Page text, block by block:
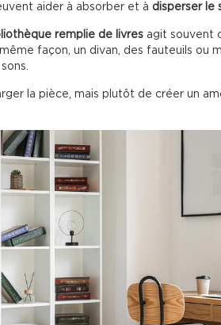
aider à absorber et à disperser le
remplie de livres agit souvent
façon, un divan, des fauteuils ou
la pièce, mais plutôt de créer un